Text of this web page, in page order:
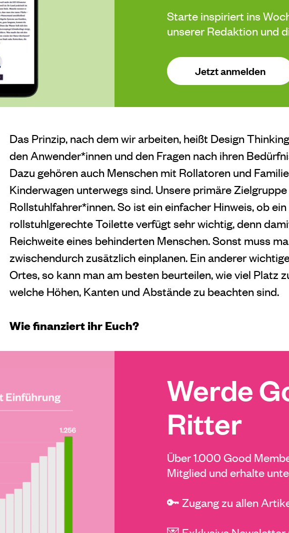
Starte inspiriert ins
unserer Redaktion und
Jetzt anmelden
Das Prinzip, nach dem wir arbeiten, heißt Design
den Anwender*innen und den Fragen nach ihren
Dazu gehören auch Menschen mit Rollatoren und
Kinderwagen unterwegs sind. Unsere primäre
Rollstuhlfahrer*innen. So ist ein einfacher Hinweis, ob
rollstuhlgerechte Toilette verfügt sehr wichtig, denn
Reichweite eines behinderten Menschen. Sonst muss
zwischendurch zusätzlich einplanen. Ein anderer
Ortes, so kann man am besten beurteilen, wie viel Platz
welche Höhen, Kanten und Abstände zu beachten sind.
Wie finanziert ihr Euch?
Werde
Ritter
Über 1.000 Good
Mitglied und erhalte
🔑 Zugang zu allen